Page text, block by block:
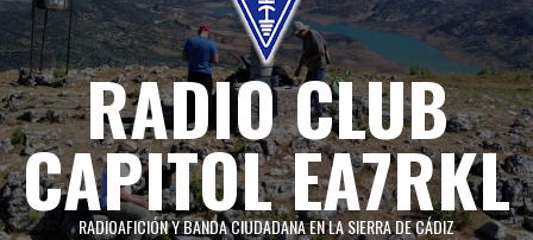
RADIO CLUB
CAPITOL EA7RKL
RADIOAFICIÓN Y BANDA CIUDADANA EN LA SIERRA DE CÁDIZ